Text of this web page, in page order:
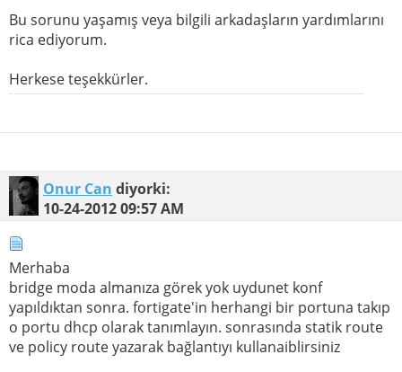
Bu sorunu yaşamış veya bilgili arkadaşların yardımlarını
rica ediyorum.
Herkese teşekkürler.
Onur Can diyorki:
10-24-201209:57 AM
Merhaba
bridge moda almanıza görek yok uydunet konf
yapıldıktan sonra. fortigate'in herhangi bir portuna takıp
o portu dhcp olarak tanımlayın. sonrasında statik route
ve policy route yazarak bağlantıyı kullanaiblirsiniz